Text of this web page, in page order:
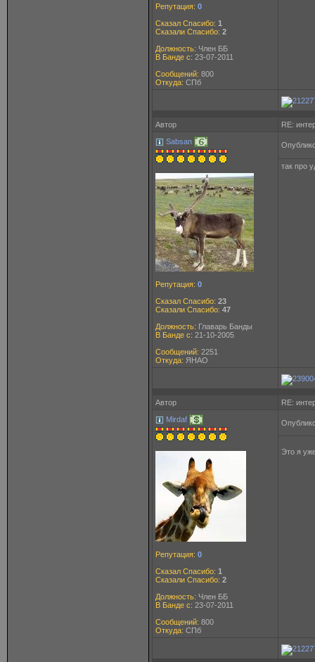
Репутация: 0
Сказал Спасибо: 1
Сказали Спасибо: 2
Должность: Член ББ
В Банде с: 23-07-2011
Сообщений: 800
Откуда: СПб
Автор
RE:
Sabsan
Репутация: 0
Сказал Спасибо: 23
Сказали Спасибо: 47
Должность: Главарь Банды
В Банде с: 21-10-2005
Сообщений: 2251
Откуда: ЯНАО
так про
Автор
RE:
Mirdaf
Репутация: 0
Сказал Спасибо: 1
Сказали Спасибо: 2
Должность: Член ББ
В Банде с: 23-07-2011
Сообщений: 800
Откуда: СПб
Это я